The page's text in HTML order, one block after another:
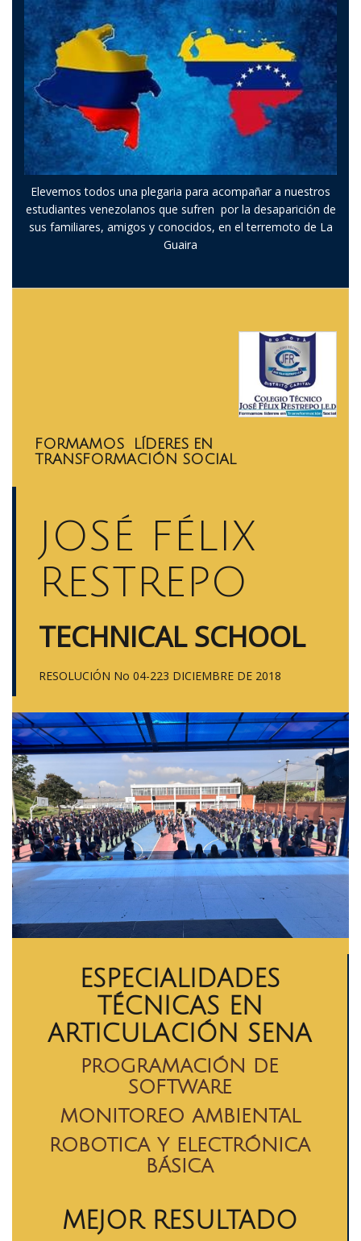
Elevemos todos una plegaria para acompañar a nuestros
estudiantes venezolanos que sufren por la desaparición de
sus familiares, amigos y conocidos, en el terremoto de La
Guaira
FORMAMOS LÍDERES EN
TRANSFORMACIÓN SOCIAL
JOSÉ FÉLIX
RESTREPO
TECHNICAL SCHOOL
RESOLUCIÓN No 04-223 DICIEMBRE DE 2018
ESPECIALIDADES
TÉCNICAS EN
ARTICULACIÓN SENA
PROGRAMACIÓN DE
SOFTWARE
MONITOREO AMBIENTAL
ROBOTICA Y ELECTRÓNICA
BÁSICA
MEJOR RESULTADO